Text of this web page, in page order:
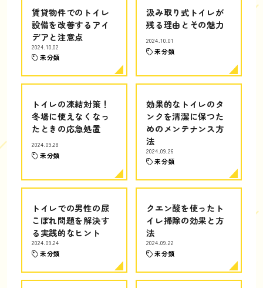
賃貸物件でのトイレ
設備を改善するアイ
デアと注意点
2024.10.02
未分類
汲み取り式トイレが
残る理由とその魅力
2024.10.01
未分類
トイレの凍結対策！
冬場に使えなくなっ
たときの応急処置
2024.09.28
未分類
効果的なトイレのタ
ンクを清潔に保つた
めのメンテナンス方
法
2024.09.26
未分類
トイレでの男性の尿
こぼれ問題を解決す
る実践的なヒント
2024.09.24
未分類
クエン酸を使ったト
イレ掃除の効果と方
法
2024.09.22
未分類